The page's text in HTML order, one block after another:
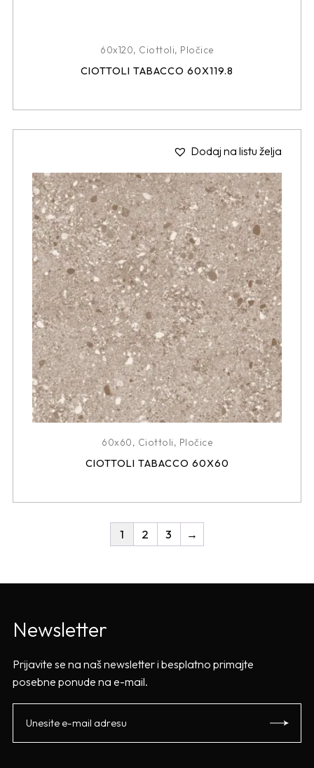
60x120, Ciottoli, Pločice
CIOTTOLI TABACCO 60X119.8
Dodaj na listu želja
60x60, Ciottoli, Pločice
CIOTTOLI TABACCO 60X60
1 2 3 →
Newsletter
Prijavite se na naš newsletter i besplatno primajte
posebne ponude na e-mail.